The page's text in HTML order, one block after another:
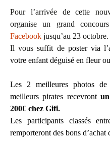
Pour l’arrivée de cette
organise un grand
Facebook jusqu’au 23 octobre.
Il vous suffit de poster via
votre enfant déguisé en fleur
Les 2 meilleures photos
meilleurs pirates recevront
200€ chez Gifi.
Les participants classés
remporteront des bons d’achat